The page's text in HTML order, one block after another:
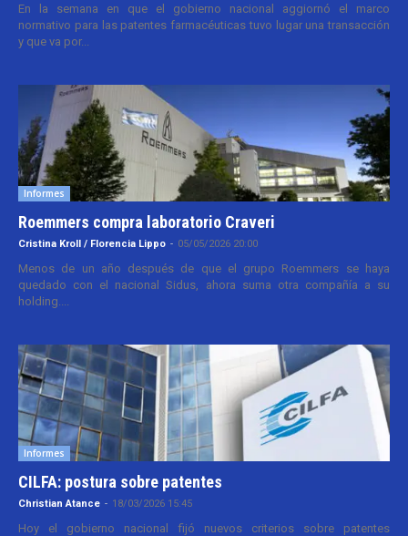
En la semana en que el gobierno nacional aggiornó el marco
normativo para las patentes farmacéuticas tuvo lugar una transacción
y que va por...
Informes
Roemmers compra laboratorio Craveri
Cristina Kroll / Florencia Lippo - 05/05/2026 20:00
Menos de un año después de que el grupo Roemmers se haya
quedado con el nacional Sidus, ahora suma otra compañía a su
holding....
Informes
CILFA: postura sobre patentes
Christian Atance - 18/03/2026 15:45
Hoy el gobierno nacional fijó nuevos criterios sobre patentes